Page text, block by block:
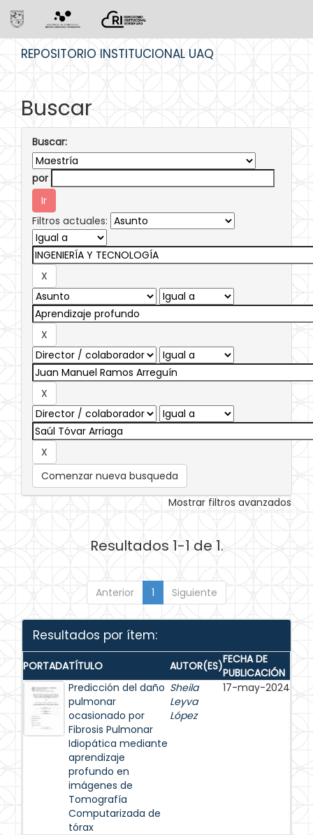
REPOSITORIO INSTITUCIONAL UAQ
Buscar
Buscar:
por
Filtros actuales:
Comenzar nueva busqueda
Mostrar filtros avanzados
Resultados 1-1 de 1.
Anterior 1 Siguiente
Resultados por ítem:
PORTADATÍTULO AUTOR(ES)FECHA DE
PUBLICACIÓN
Predicción del daño
pulmonar
ocasionado por
Fibrosis Pulmonar
Idiopática mediante
aprendizaje
profundo en
imágenes de
Tomografía
Computarizada de
tórax
Sheila
Leyva
López
17-may-2024